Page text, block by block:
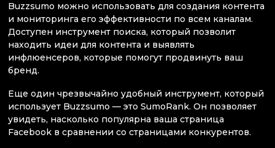
Buzzsumo можно использовать для создания контента
и мониторинга его эффективности по всем каналам.
Доступен инструмент поиска, который позволит
находить идеи для контента и выявлять
инфлюенсеров, которые помогут продвинуть ваш
бренд.
Еще один чрезвычайно удобный инструмент, который
использует Buzzsumo — это SumoRank. Он позволяет
увидеть, насколько популярна ваша страница
Facebook в сравнении со страницами конкурентов.